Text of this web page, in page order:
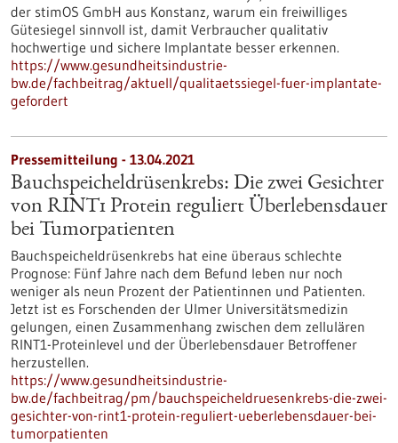
der stimOS GmbH aus Konstanz, warum ein freiwilliges
Gütesiegel sinnvoll ist, damit Verbraucher qualitativ
hochwertige und sichere Implantate besser erkennen.
https://www.gesundheitsindustrie-
bw.de/fachbeitrag/aktuell/qualitaetssiegel-fuer-implantate-
gefordert
Pressemitteilung - 13.04.2021
Bauchspeicheldrüsenkrebs: Die zwei Gesichter
von RINT1 Protein reguliert Überlebensdauer
bei Tumorpatienten
Bauchspeicheldrüsenkrebs hat eine überaus schlechte
Prognose: Fünf Jahre nach dem Befund leben nur noch
weniger als neun Prozent der Patientinnen und Patienten.
Jetzt ist es Forschenden der Ulmer Universitätsmedizin
gelungen, einen Zusammenhang zwischen dem zellulären
RINT1-Proteinlevel und der Überlebensdauer Betroffener
herzustellen.
https://www.gesundheitsindustrie-
bw.de/fachbeitrag/pm/bauchspeicheldruesenkrebs-die-zwei-
gesichter-von-rint1-protein-reguliert-ueberlebensdauer-bei-
tumorpatienten